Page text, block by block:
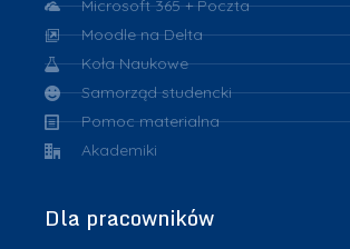
Microsoft 365 + Poczta
Moodle na Delta
Koła Naukowe
Samorząd studencki
Pomoc materialna
Akademiki
Dla pracowników